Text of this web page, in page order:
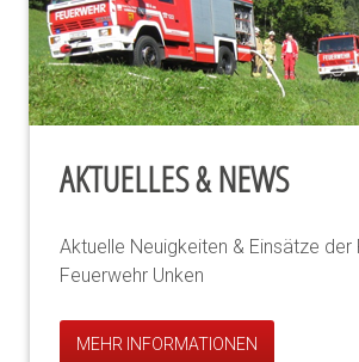
AKTUELLES & NEWS
Aktuelle Neuigkeiten & Einsätze der
Feuerwehr Unken
MEHR INFORMATIONEN